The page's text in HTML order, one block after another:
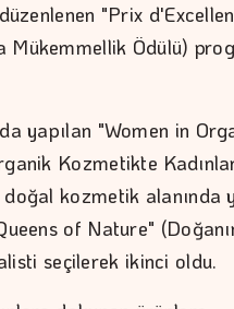
"Prix
Mükemmellik Ödülü)
yapılan "Women in
Kozmetikte
doğal kozmetik alanında
of Nature"
seçilerek ikinci oldu.